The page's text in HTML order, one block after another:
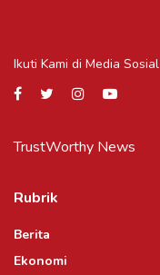
Ikuti Kami di Media Sosial
TrustWorthy News
Rubrik
Berita
Ekonomi